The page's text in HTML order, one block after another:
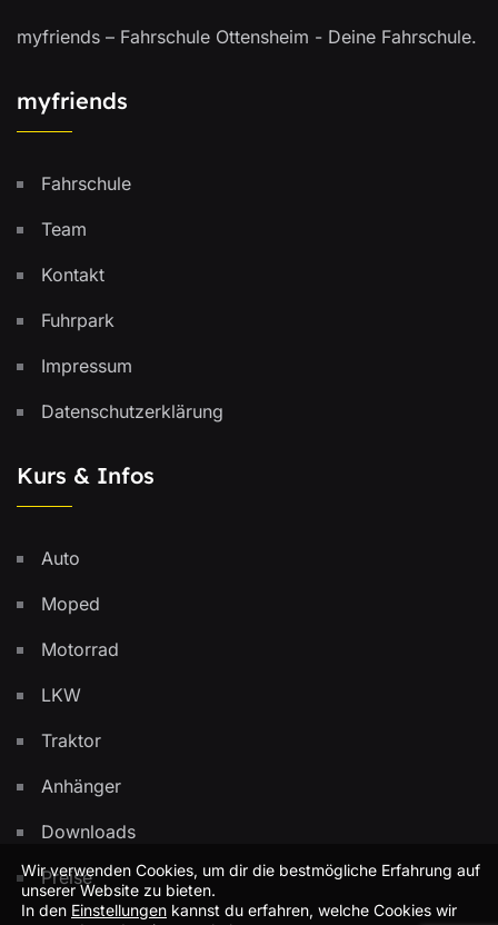
myfriends – Fahrschule Ottensheim - Deine Fahrschule.
myfriends
Fahrschule
Team
Kontakt
Fuhrpark
Impressum
Datenschutzerklärung
Kurs & Infos
Auto
Moped
Motorrad
LKW
Traktor
Anhänger
Downloads
Preise
Wir verwenden Cookies, um dir die bestmögliche Erfahrung auf
unserer Website zu bieten.
In den Einstellungen kannst du erfahren, welche Cookies wir